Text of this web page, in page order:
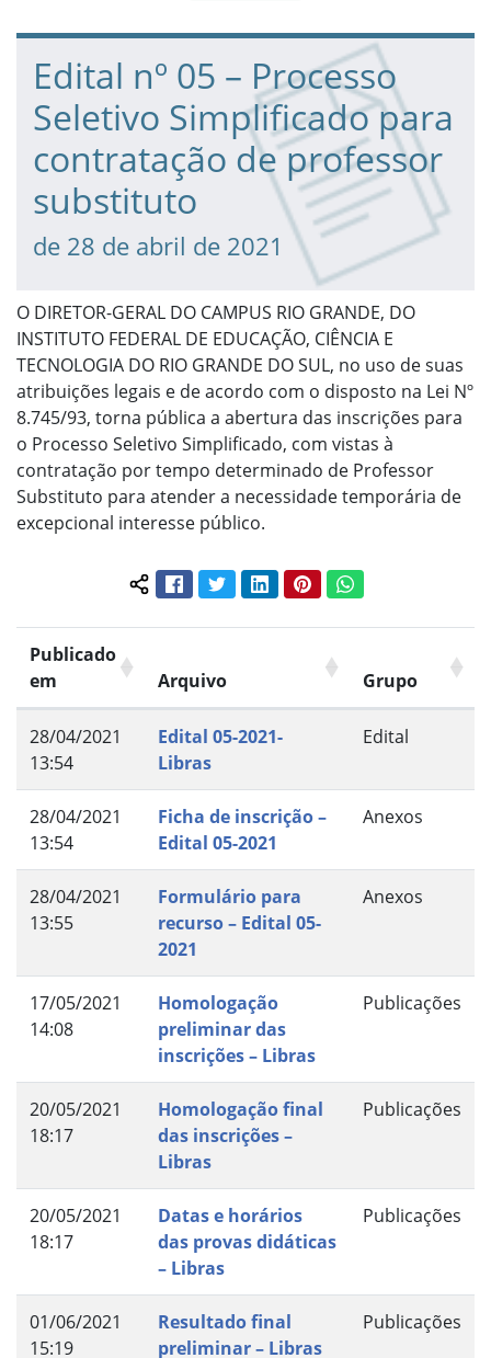
Fim da navegação
Início do conteúdo
Edital nº 05 – Processo
Seletivo Simplificado para
contratação de professor
substituto
de 28 de abril de 2021
O DIRETOR-GERAL DO CAMPUS RIO GRANDE, DO
INSTITUTO FEDERAL DE EDUCAÇÃO, CIÊNCIA E
TECNOLOGIA DO RIO GRANDE DO SUL, no uso de suas
atribuições legais e de acordo com o disposto na Lei Nº
8.745/93, torna pública a abertura das inscrições para
o Processo Seletivo Simplificado, com vistas à
contratação por tempo determinado de Professor
Substituto para atender a necessidade temporária de
excepcional interesse público.
Compartilhar conteúdo:
FacebookTwitterLinkedInPinterestWhatsApp
Publicado
em
Arquivo Grupo
28/04/2021
13:54
Edital 05-2021-
Libras
Edital
28/04/2021
13:54
Ficha de inscrição –
Edital 05-2021
Anexos
28/04/2021
13:55
Formulário para
recurso – Edital 05-
2021
Anexos
17/05/2021
14:08
Homologação
preliminar das
inscrições – Libras
Publicações
20/05/2021
18:17
Homologação final
das inscrições –
Libras
Publicações
20/05/2021
18:17
Datas e horários
das provas didáticas
– Libras
Publicações
01/06/2021
15:19
Resultado final
preliminar – Libras
Publicações